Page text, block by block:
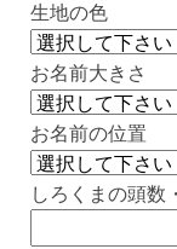
生地の色
お名前大きさ
お名前の位置
しろくまの頭数